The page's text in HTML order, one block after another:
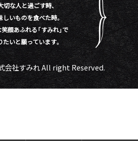
切な人と過ごす時、
しいものを食べた時。
顔あふれる「すみれ」で
たいと願っています。
会社すみれ All right Reserved.